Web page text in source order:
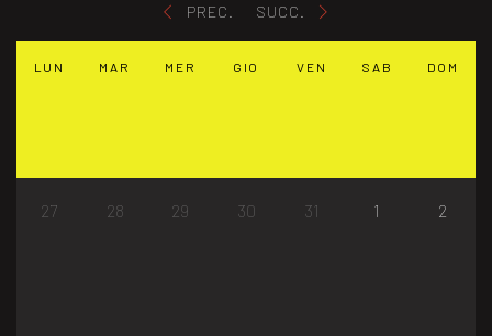
PREC.
SUCC.
LUN MAR MER GIO VEN SAB DOM
27 28 29 30 31 1 2